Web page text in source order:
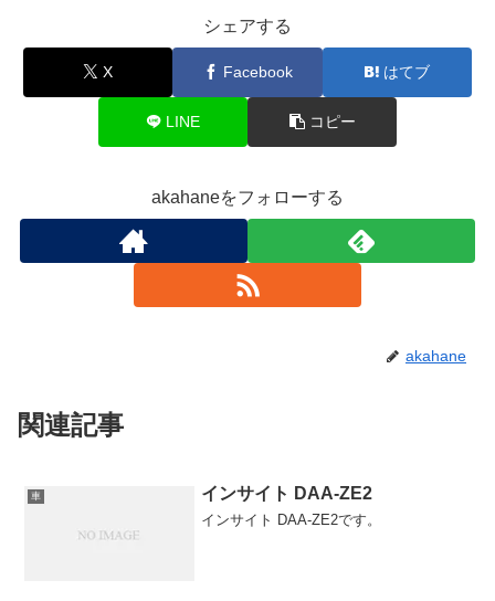
シェアする
X Facebook はてブ
LINE コピー
akahaneをフォローする
akahane
関連記事
車 インサイト DAA-ZE2
インサイト DAA-ZE2です。